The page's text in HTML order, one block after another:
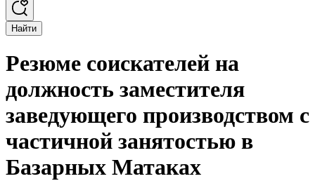
Найти
Резюме соискателей на
должность заместителя
заведующего производством с
частичной занятостью в
Базарных Матаках